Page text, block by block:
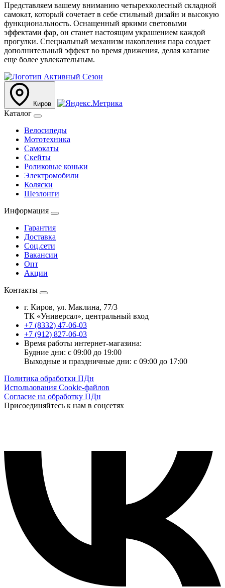
Представляем вашему вниманию четырехколесный складной
самокат, который сочетает в себе стильный дизайн и высокую
функциональность. Оснащенный яркими световыми
эффектами фар, он станет настоящим украшением каждой
прогулки. Специальный механизм накопления пара создает
дополнительный эффект во время движения, делая катание
еще более увлекательным.
Киров
Каталог
Велосипеды
Мототехника
Самокаты
Скейты
Роликовые коньки
Электромобили
Коляски
Шезлонги
Информация
Гарантия
Доставка
Соц.сети
Вакансии
Опт
Акции
Контакты
г. Киров, ул. Маклина, 77/3
ТК «Универсал», центральный вход
+7 (8332) 47-06-03
+7 (912) 827-06-03
Время работы интернет-магазина:
Будние дни: с 09:00 до 19:00
Выходные и праздничные дни: с 09:00 до 17:00
Политика обработки ПДн
Использования Cookie-файлов
Согласие на обработку ПДн
Присоединяйтесь к нам в соцсетях